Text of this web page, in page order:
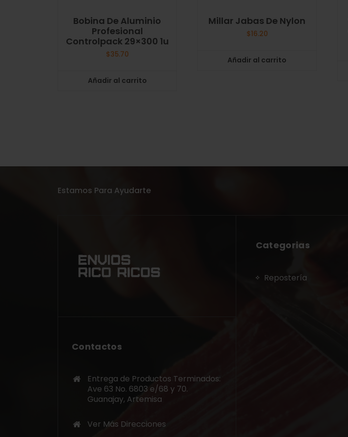
Bobina De Aluminio
Profesional
Controlpack 29×300 1u
$35.70
Añadir al carrito
Millar Jabas De Nylon
$16.20
Añadir al carrito
Estamos Para Ayudarte
Contactos
Entrega de Productos Terminados:
Ave 63 No. 6803 e/68 y 70.
Guanajay, Artemisa
Ver Más Direcciones
Categorias
Repostería